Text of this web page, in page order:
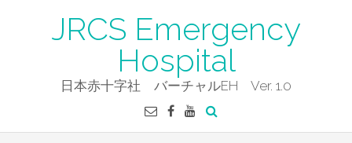
JRCS Emergency
Hospital
日本赤十字社 バーチャルEH Ver. 1.0